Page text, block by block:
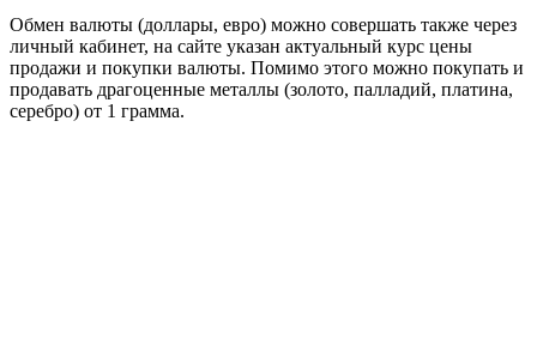
Обмен валюты (доллары, евро) можно совершать также через
личный кабинет, на сайте указан актуальный курс цены
продажи и покупки валюты. Помимо этого можно покупать и
продавать драгоценные металлы (золото, палладий, платина,
серебро) от 1 грамма.